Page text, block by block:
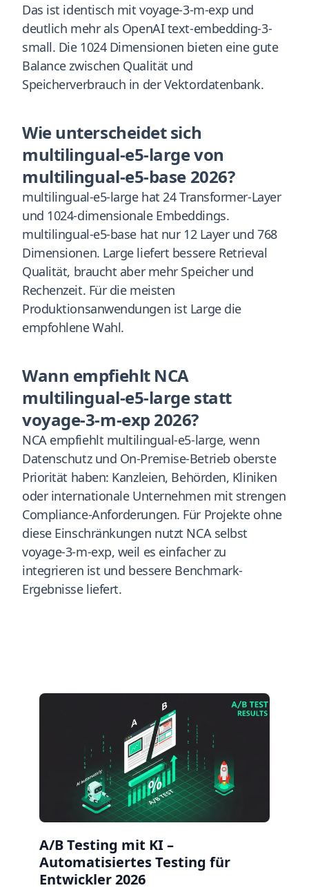
Das ist identisch mit voyage-3-m-exp und
deutlich mehr als OpenAI text-embedding-3-
small. Die 1024 Dimensionen bieten eine gute
Balance zwischen Qualität und
Speicherverbrauch in der Vektordatenbank.
Wie unterscheidet sich
multilingual-e5-large von
multilingual-e5-base 2026?
multilingual-e5-large hat 24 Transformer-Layer
und 1024-dimensionale Embeddings.
multilingual-e5-base hat nur 12 Layer und 768
Dimensionen. Large liefert bessere Retrieval
Qualität, braucht aber mehr Speicher und
Rechenzeit. Für die meisten
Produktionsanwendungen ist Large die
empfohlene Wahl.
Wann empfiehlt NCA
multilingual-e5-large statt
voyage-3-m-exp 2026?
NCA empfiehlt multilingual-e5-large, wenn
Datenschutz und On-Premise-Betrieb oberste
Priorität haben: Kanzleien, Behörden, Kliniken
oder internationale Unternehmen mit strengen
Compliance-Anforderungen. Für Projekte ohne
diese Einschränkungen nutzt NCA selbst
voyage-3-m-exp, weil es einfacher zu
integrieren ist und bessere Benchmark-
Ergebnisse liefert.
A/B Testing mit KI –
Automatisiertes Testing für
Entwickler 2026